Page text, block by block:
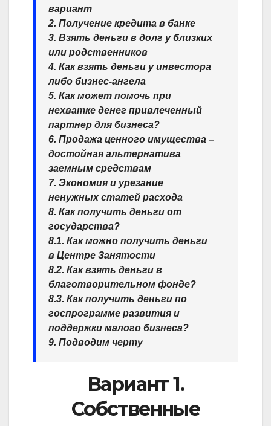
вариант
2. Получение кредита в банке
3. Взять деньги в долг у близких
или родственников
4. Как взять деньги у инвестора
либо бизнес-ангела
5. Как может помочь при
нехватке денег привлеченный
партнер для бизнеса?
6. Продажа ценного имущества –
достойная альтернатива
заемным средствам
7. Экономия и урезание
ненужных статей расхода
8. Как получить деньги от
государства?
8.1. Как можно получить деньги
в Центре Занятости
8.2. Как взять деньги в
благотворительном фонде?
8.3. Как получить деньги по
госпрограмме развития и
поддержки малого бизнеса?
9. Подводим черту
Вариант 1.
Собственные